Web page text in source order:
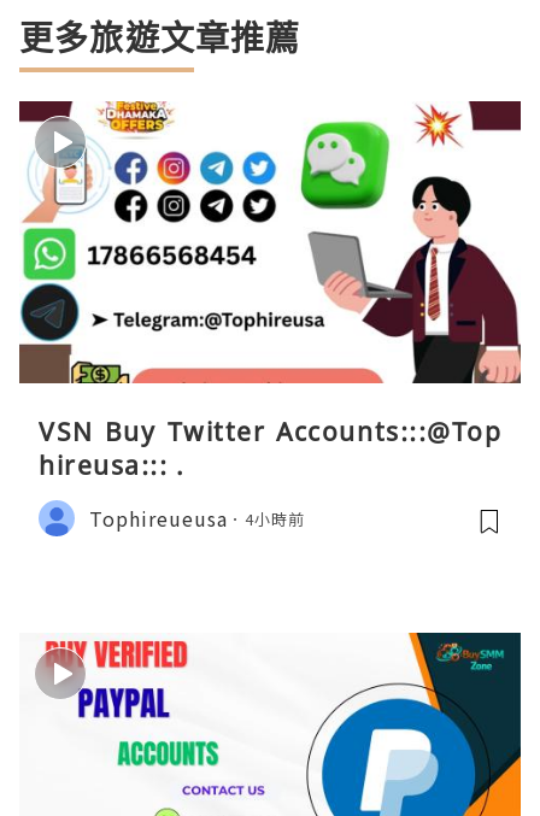
更多旅遊文章推薦
VSN Buy Twitter Accounts:::@Top
hireusa::: .
Tophireueusa 4小時前